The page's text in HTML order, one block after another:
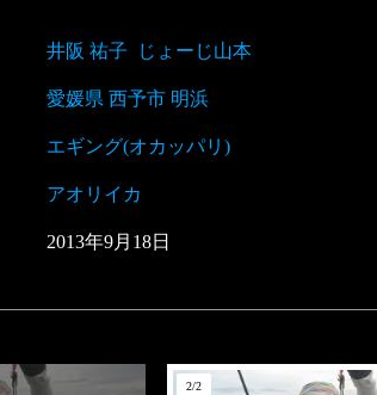
井阪 祐子 じょーじ山本
愛媛県 西予市 明浜
エギング(オカッパリ)
アオリイカ
2013年9月 18日
2/2